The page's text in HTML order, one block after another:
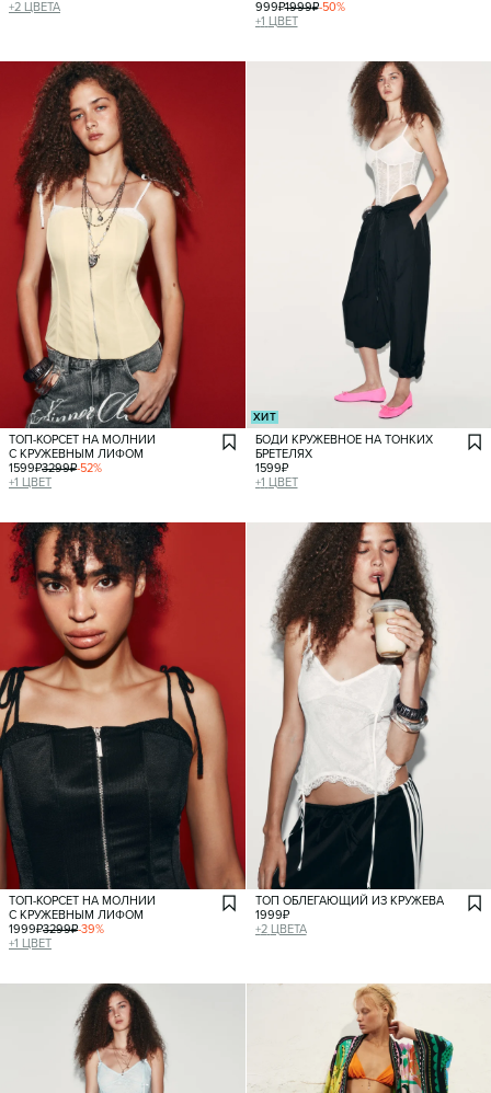
+2 ЦВЕТА 999₽1999₽-50%
+1 ЦВЕТ
ТОП-КОРСЕТ НА МОЛНИИ
С КРУЖЕВНЫМ ЛИФОМ
1599₽3299₽-52%
+1 ЦВЕТ
ХИТ
БОДИ КРУЖЕВНОЕ НА ТОНКИХ
БРЕТЕЛЯХ
1599₽
+1 ЦВЕТ
ТОП-КОРСЕТ НА МОЛНИИ
С КРУЖЕВНЫМ ЛИФОМ
1999₽3299₽-39%
+1 ЦВЕТ
ТОП ОБЛЕГАЮЩИЙ ИЗ КРУЖЕВА
1999₽
+2 ЦВЕТА